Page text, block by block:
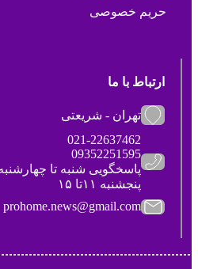
حریم خصوصی
ارتباط با ما
تهران - شریعتی
021-22637462
09352251595
پاسخگویی شنبه تا چهارشنبه ۱۱ تا ۱۹
پنجشنبه ۱۱تا ۱۵
prohome.news@gmail.com